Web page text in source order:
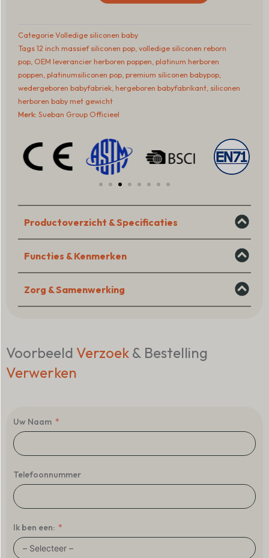
Reborn
Baby
Collectible
Doll
aantal
CategorieVolledige siliconen baby
Tags12 inch massief siliconen pop volledige siliconen reborn
pop OEM leverancier herboren poppen platinum herboren
poppen platinumsiliconen pop premium siliconen babypop
wedergeboren babyfabriek hergeboren babyfabrikant siliconen
herboren baby met gewicht
Merk: Sueban Group Officieel
Productoverzicht & Specificaties
Functies & Kenmerken
Zorg & Samenwerking
Voorbeeld Verzoek & Bestelling
Verwerken
Uw Naam
Telefoonnummer
Ik ben een: